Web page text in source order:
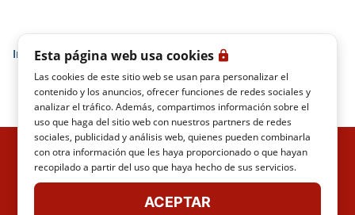
Esta página web usa cookies
Las cookies de este sitio web se usan para personalizar el
contenido y los anuncios, ofrecer funciones de redes sociales y
analizar el tráfico. Además, compartimos información sobre el
uso que haga del sitio web con nuestros partners de redes
sociales, publicidad y análisis web, quienes pueden combinarla
con otra información que les haya proporcionado o que hayan
recopilado a partir del uso que haya hecho de sus servicios.
ACEPTAR
Inicio Alghero Centro de Alghero
ITALO TIEMPO REAL
POLÍTICA DE PRIVACIDAD
NOTAS LEGALES
CONDICIONES DE TRANSPORTE